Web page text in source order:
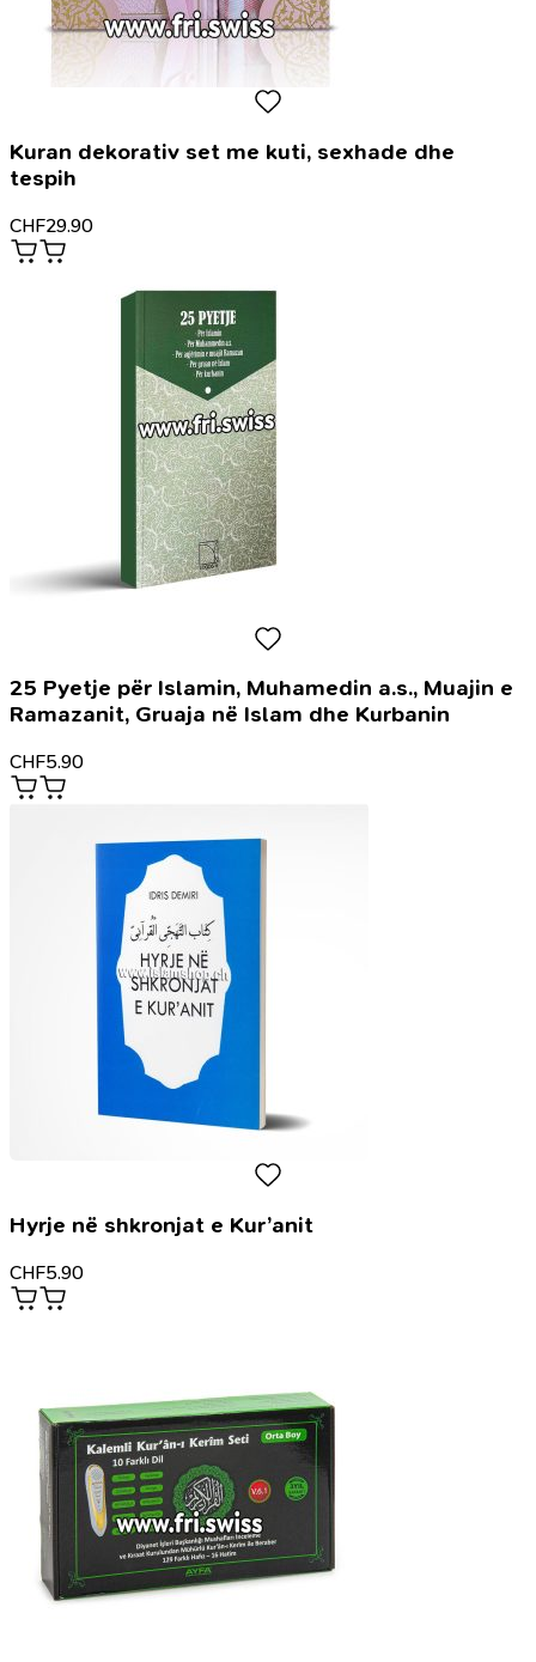
Kuran dekorativ set me kuti, sexhade dhe
tespih
CHF29.90
25 Pyetje për Islamin, Muhamedin a.s., Muajin e
Ramazanit, Gruaja në Islam dhe Kurbanin
CHF5.90
Hyrje në shkronjat e Kur’anit
CHF5.90